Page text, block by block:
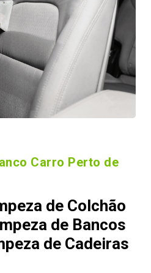
Carro Perto de
de Colchão
de Bancos
de Cadeiras